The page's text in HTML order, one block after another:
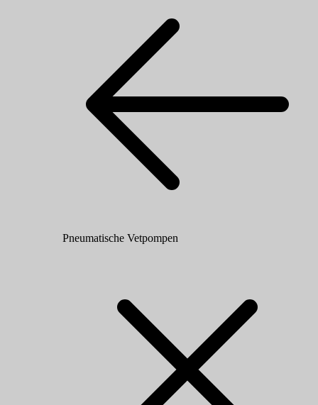
Pneumatische Vetpompen